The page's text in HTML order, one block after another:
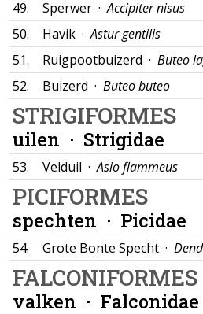
49. Sperwer ·Accipiter nisus
50.
Havik ·Astur gentilis
51.
Ruigpootbuizerd · Buteo
52.
Buizerd · Buteo buteo
STRIGIFORMES
uilen · Strigidae
53. Velduil ·Asio flammeus
PICIFORMES
spechten · Picidae
54. Grote Bonte Specht ·
FALCONIFORMES
valken · Falconidae